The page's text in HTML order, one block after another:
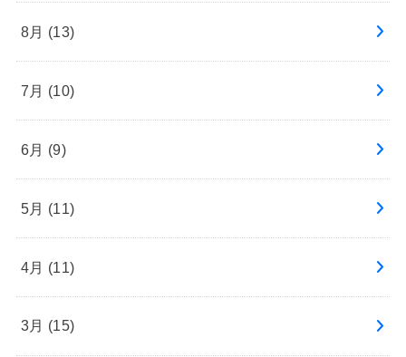
8月 (13)
7月 (10)
6月 (9)
5月 (11)
4月 (11)
3月 (15)